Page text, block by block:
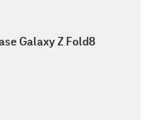
Galaxy Z Fold8